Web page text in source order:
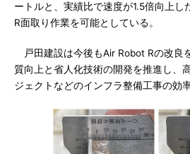
ートルと、実績比で速度が1.5倍向上し
R面取り作業を可能としている。
戸田建設は今後もAir Robot Rの改良
質向上と省人化技術の開発を推進し、
ジェクトなどのインフラ整備工事の効